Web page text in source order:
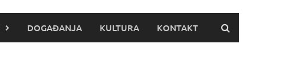
DOGAĐANJA KULTURA KONTAKT